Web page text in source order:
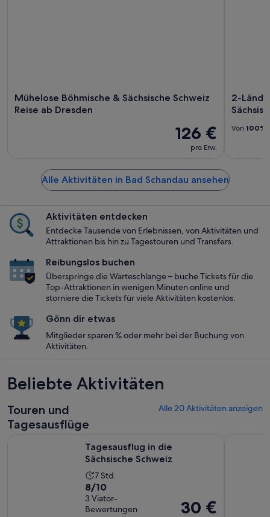
Mühelose Böhmische & Sächsische Schweiz
Reise ab Dresden
126 €
pro Erw.
2-
Von 100%
Alle Aktivitäten in Bad Schandau ansehen
Aktivitäten entdecken
Entdecke Tausende von Erlebnissen, von Aktivitäten und
Attraktionen bis hin zu Tagestouren und Transfers.
Reibungslos buchen
Überspringe die Warteschlange – buche Tickets für die
Top-Attraktionen in wenigen Minuten online und
storniere die Tickets für viele Aktivitäten kostenlos.
Gönn dir etwas
Mitglieder sparen % oder mehr bei der Buchung von
Aktivitäten.
Beliebte Aktivitäten
Touren und
Tagesausflüge
Alle 20 Aktivitäten anzeigen
Tagesausflug in die
Sächsische Schweiz
Die
Aktivität
dauert
7
7 Std.
8.0
von
10,
8/10
3 Viator-
Bewertungen
Der
30 €